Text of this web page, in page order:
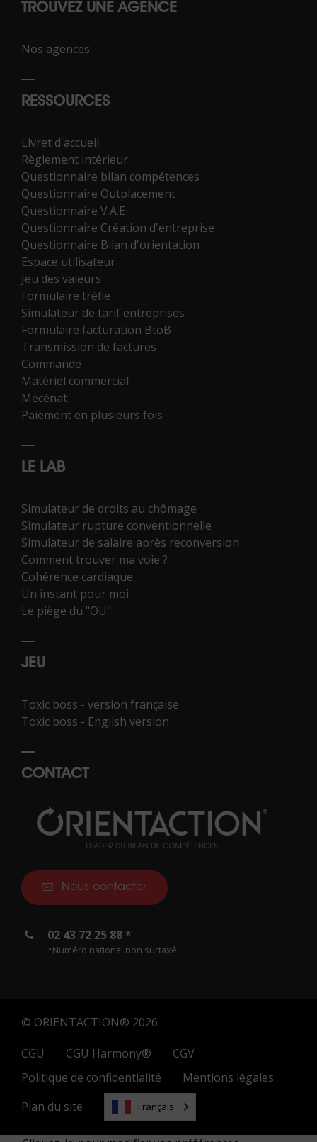
TROUVEZ UNE AGENCE
Nos agences
RESSOURCES
Livret d'accueil
Règlement intérieur
Questionnaire bilan compétences
Questionnaire Outplacement
Questionnaire V.A.E
Questionnaire Création d'entreprise
Questionnaire Bilan d'orientation
Espace utilisateur
Jeu des valeurs
Formulaire trèfle
Simulateur de tarif entreprises
Formulaire facturation BtoB
Transmission de factures
Commande
Matériel commercial
Mécénat
Paiement en plusieurs fois
LE LAB
Simulateur de droits au chômage
Simulateur rupture conventionnelle
Simulateur de salaire après reconversion
Comment trouver ma voie ?
Cohérence cardiaque
Un instant pour moi
Le piège du "OU"
JEU
Toxic boss - version française
Toxic boss - English version
CONTACT
Nous contacter
02 43 72 25 88 *
*Numéro national non surtaxé
© ORIENTACTION® 2026
CGU
CGU Harmony®
CGV
Politique de confidentialité
Mentions légales
Plan du site
Français